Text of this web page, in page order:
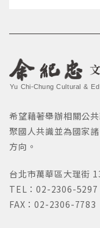
Yu Chi-Chung Cultural &
希望藉著舉辦相關公
聚國人共識並為國家
方向。
台北市萬華區大理街
TEL：02-2306-5297
FAX：02-2306-7783